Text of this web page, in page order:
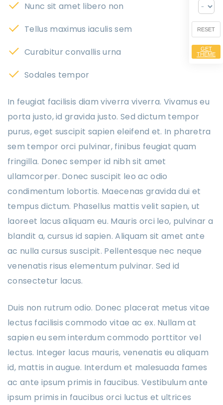
Nunc sit amet libero non
Tellus maximus iaculis sem
Curabitur convallis urna
Sodales tempor
In feugiat facilisis diam viverra viverra. Vivamus eu
porta justo, id gravida justo. Sed dictum tempor
purus, eget suscipit sapien eleifend et. In pharetra
sem tempor orci pulvinar, finibus feugiat quam
fringilla. Donec semper id nibh sit amet
ullamcorper. Donec suscipit leo ac odio
condimentum lobortis. Maecenas gravida dui et
tempus dictum. Phasellus mattis velit sapien, ut
laoreet lacus aliquam eu. Mauris orci leo, pulvinar a
blandit a, cursus id sapien. Aliquam sit amet ante
ac nulla cursus suscipit. Pellentesque nec neque
venenatis risus elementum pulvinar. Sed id
consectetur lacus.
Duis non rutrum odio. Donec placerat metus vitae
lectus facilisis commodo vitae ac ex. Nullam at
sapien eu sem interdum commodo porttitor vel
lectus. Integer lacus mauris, venenatis eu aliquam
id, mattis in augue. Interdum et malesuada fames
ac ante ipsum primis in faucibus. Vestibulum ante
ipsum primis in faucibus orci luctus et ultrices
RESET
GET
THEME